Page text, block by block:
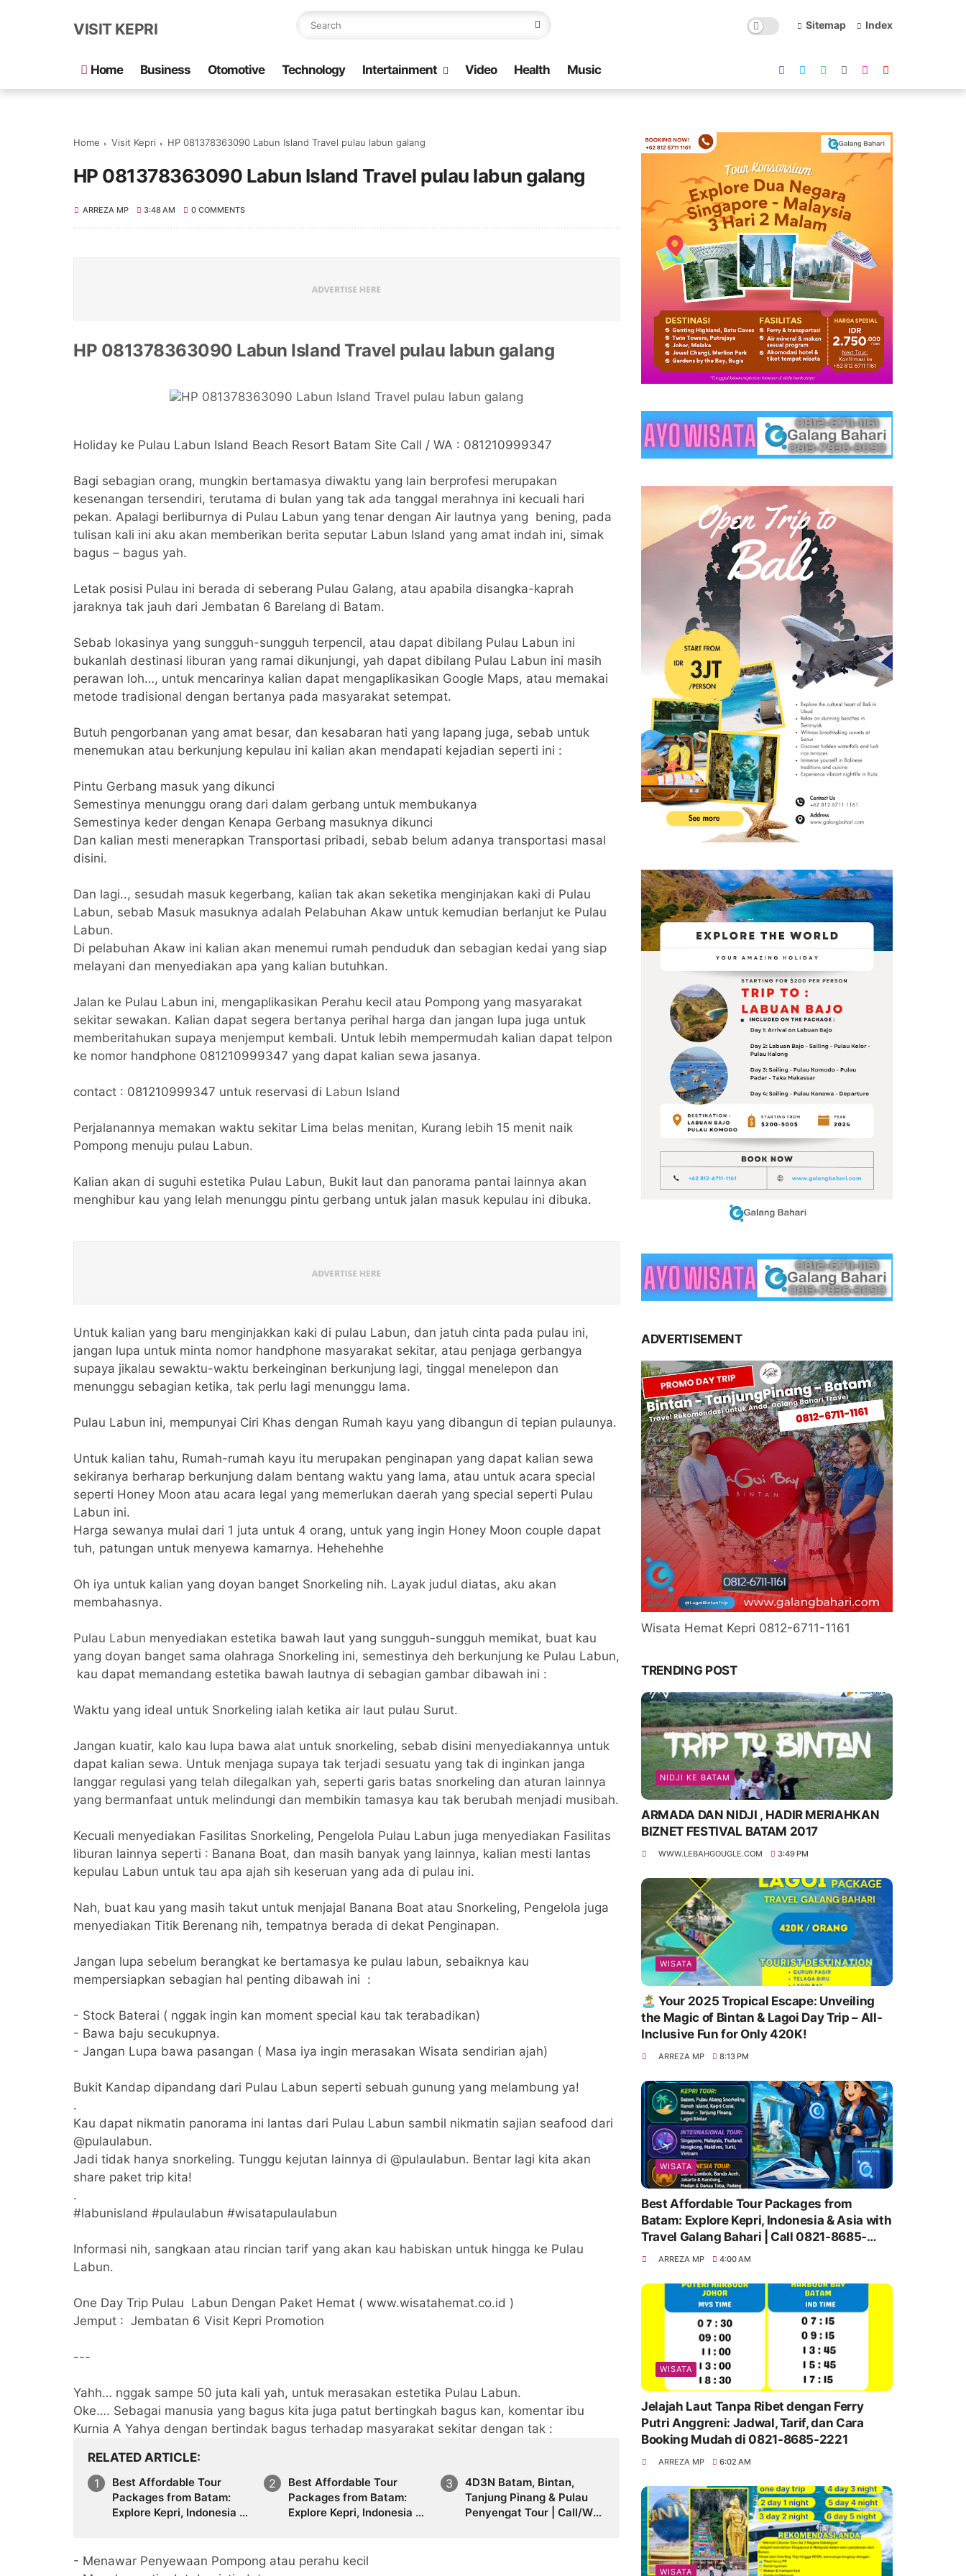
VISIT KEPRI Sitemap Index
Home Business Otomotive Technology Intertainment Video Health Music
Home Visit Kepri HP 081378363090 Labun Island Travel pulau labun galang
HP 081378363090 Labun Island Travel pulau labun galang
ARREZA MP 3:48 AM 0 COMMENTS
HP 081378363090 Labun Island Travel pulau labun galang
Holiday ke Pulau Labun Island Beach Resort Batam Site Call / WA : 081210999347
Bagi sebagian orang, mungkin bertamasya diwaktu yang lain berprofesi merupakan
kesenangan tersendiri, terutama di bulan yang tak ada tanggal merahnya ini kecuali hari
pekan. Apalagi berliburnya di Pulau Labun yang tenar dengan Air lautnya yang bening, pada
tulisan kali ini aku akan memberikan berita seputar Labun Island yang amat indah ini, simak
bagus – bagus yah.
Letak posisi Pulau ini berada di seberang Pulau Galang, atau apabila disangka-kaprah
jaraknya tak jauh dari Jembatan 6 Barelang di Batam.
Sebab lokasinya yang sungguh-sungguh terpencil, atau dapat dibilang Pulau Labun ini
bukanlah destinasi liburan yang ramai dikunjungi, yah dapat dibilang Pulau Labun ini masih
perawan loh…, untuk mencarinya kalian dapat mengaplikasikan Google Maps, atau memakai
metode tradisional dengan bertanya pada masyarakat setempat.
Butuh pengorbanan yang amat besar, dan kesabaran hati yang lapang juga, sebab untuk
menemukan atau berkunjung kepulau ini kalian akan mendapati kejadian seperti ini :
Pintu Gerbang masuk yang dikunci
Semestinya menunggu orang dari dalam gerbang untuk membukanya
Semestinya keder dengan Kenapa Gerbang masuknya dikunci
Dan kalian mesti menerapkan Transportasi pribadi, sebab belum adanya transportasi masal
disini.
Dan lagi.., sesudah masuk kegerbang, kalian tak akan seketika menginjakan kaki di Pulau
Labun, sebab Masuk masuknya adalah Pelabuhan Akaw untuk kemudian berlanjut ke Pulau
Labun.
Di pelabuhan Akaw ini kalian akan menemui rumah penduduk dan sebagian kedai yang siap
melayani dan menyediakan apa yang kalian butuhkan.
Jalan ke Pulau Labun ini, mengaplikasikan Perahu kecil atau Pompong yang masyarakat
sekitar sewakan. Kalian dapat segera bertanya perihal harga dan jangan lupa juga untuk
memberitahukan supaya menjemput kembali. Untuk lebih mempermudah kalian dapat telpon
ke nomor handphone 081210999347 yang dapat kalian sewa jasanya.
contact : 081210999347 untuk reservasi di Labun Island
Perjalanannya memakan waktu sekitar Lima belas menitan, Kurang lebih 15 menit naik
Pompong menuju pulau Labun.
Kalian akan di suguhi estetika Pulau Labun, Bukit laut dan panorama pantai lainnya akan
menghibur kau yang lelah menunggu pintu gerbang untuk jalan masuk kepulau ini dibuka.
Untuk kalian yang baru menginjakkan kaki di pulau Labun, dan jatuh cinta pada pulau ini,
jangan lupa untuk minta nomor handphone masyarakat sekitar, atau penjaga gerbangya
supaya jikalau sewaktu-waktu berkeinginan berkunjung lagi, tinggal menelepon dan
menunggu sebagian ketika, tak perlu lagi menunggu lama.
Pulau Labun ini, mempunyai Ciri Khas dengan Rumah kayu yang dibangun di tepian pulaunya.
Untuk kalian tahu, Rumah-rumah kayu itu merupakan penginapan yang dapat kalian sewa
sekiranya berharap berkunjung dalam bentang waktu yang lama, atau untuk acara special
seperti Honey Moon atau acara legal yang memerlukan daerah yang special seperti Pulau
Labun ini.
Harga sewanya mulai dari 1 juta untuk 4 orang, untuk yang ingin Honey Moon couple dapat
tuh, patungan untuk menyewa kamarnya. Hehehehhe
Oh iya untuk kalian yang doyan banget Snorkeling nih. Layak judul diatas, aku akan
membahasnya.
Pulau Labun menyediakan estetika bawah laut yang sungguh-sungguh memikat, buat kau
yang doyan banget sama olahraga Snorkeling ini, semestinya deh berkunjung ke Pulau Labun,
kau dapat memandang estetika bawah lautnya di sebagian gambar dibawah ini :
Waktu yang ideal untuk Snorkeling ialah ketika air laut pulau Surut.
Jangan kuatir, kalo kau lupa bawa alat untuk snorkeling, sebab disini menyediakannya untuk
dapat kalian sewa. Untuk menjaga supaya tak terjadi sesuatu yang tak di inginkan janga
langgar regulasi yang telah dilegalkan yah, seperti garis batas snorkeling dan aturan lainnya
yang bermanfaat untuk melindungi dan membikin tamasya kau tak berubah menjadi musibah.
Kecuali menyediakan Fasilitas Snorkeling, Pengelola Pulau Labun juga menyediakan Fasilitas
liburan lainnya seperti : Banana Boat, dan masih banyak yang lainnya, kalian mesti lantas
kepulau Labun untuk tau apa ajah sih keseruan yang ada di pulau ini.
Nah, buat kau yang masih takut untuk menjajal Banana Boat atau Snorkeling, Pengelola juga
menyediakan Titik Berenang nih, tempatnya berada di dekat Penginapan.
Jangan lupa sebelum berangkat ke bertamasya ke pulau labun, sebaiknya kau
mempersiapkan sebagian hal penting dibawah ini :
- Stock Baterai ( nggak ingin kan moment special kau tak terabadikan)
- Bawa baju secukupnya.
- Jangan Lupa bawa pasangan ( Masa iya ingin merasakan Wisata sendirian ajah)
Bukit Kandap dipandang dari Pulau Labun seperti sebuah gunung yang melambung ya!
.
Kau dapat nikmatin panorama ini lantas dari Pulau Labun sambil nikmatin sajian seafood dari
@pulaulabun.
Jadi tidak hanya snorkeling. Tunggu kejutan lainnya di @pulaulabun. Bentar lagi kita akan
share paket trip kita!
.
#labunisland #pulaulabun #wisatapulaulabun
Informasi nih, sangkaan atau rincian tarif yang akan kau habiskan untuk hingga ke Pulau
Labun.
One Day Trip Pulau Labun Dengan Paket Hemat ( www.wisatahemat.co.id )
Jemput : Jembatan 6 Visit Kepri Promotion
---
Yahh… nggak sampe 50 juta kali yah, untuk merasakan estetika Pulau Labun.
Oke…. Sebagai manusia yang bagus kita juga patut bertingkah bagus kan, komentar ibu
Kurnia A Yahya dengan bertindak bagus terhadap masyarakat sekitar dengan tak :
RELATED ARTICLE
Best Affordable Tour
Packages from Batam:
Explore Kepri, Indonesia &
8685-2221
Best Affordable Tour
Packages from Batam:
Explore Kepri, Indonesia &
8685-2221
4D3N Batam, Bintan,
Tanjung Pinang & Pulau
Penyengat Tour | Call/WA
- Menawar Penyewaan Pompong atau perahu kecil
ADVERTISEMENT
Wisata Hemat Kepri 0812-6711-1161
TRENDING POST
NIDJI KE BATAM
ARMADA DAN NIDJI , HADIR MERIAHKAN
BIZNET FESTIVAL BATAM 2017
WWW.LEBAHGOUGLE.COM 3:49 PM
WISATA
🏝️ Your 2025 Tropical Escape: Unveiling
the Magic of Bintan & Lagoi Day Trip – All-
Inclusive Fun for Only 420K!
ARREZA MP 8:13 PM
WISATA
Best Affordable Tour Packages from
Batam: Explore Kepri, Indonesia & Asia with
Travel Galang Bahari | Call 0821-8685-
2221ARREZA MP 4:00 AM
WISATA
Jelajah Laut Tanpa Ribet dengan Ferry
Putri Anggreni: Jadwal, Tarif, dan Cara
Booking Mudah di 0821-8685-2221
ARREZA MP 6:02 AM
WISATA